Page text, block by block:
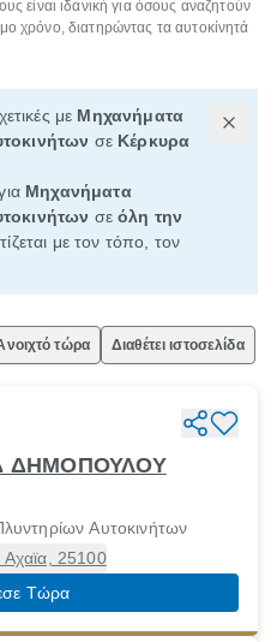
είναι ιδανική για όσους αναζητούν
χρόνο, διατηρώντας τα αυτοκίνητά
με Μηχανήματα
σε Κέρκυρα
Μηχανήματα
σεόλη την
με τον τόπο, τον
τώρα Διαθέτει ιστοσελίδα
ΔΗΜΟΠΟΥΛΟΥ
Αυτοκινήτων
25100
Τώρα